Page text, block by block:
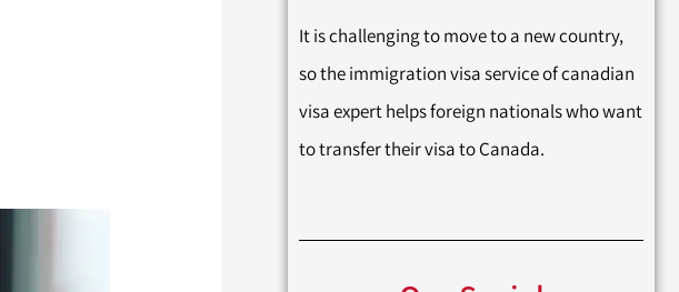
It is challenging to move to a new country,
so the immigration visa service of canadian
visa expert helps foreign nationals who want
to transfer their visa to Canada.